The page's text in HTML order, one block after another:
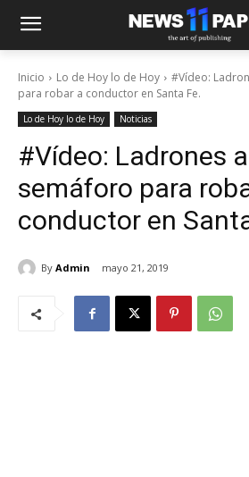
Inicio Lo de Hoy lo de Hoy
#Vídeo:
para robar a conductor en Santa Fe.
Lo de Hoy lo de Hoy Noticias
#Vídeo: Ladrones
semáforo para
conductor en
By Admin mayo 21, 2019